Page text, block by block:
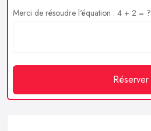
Merci de résoudre l'équation : 4 + 2 = ?
Réserver